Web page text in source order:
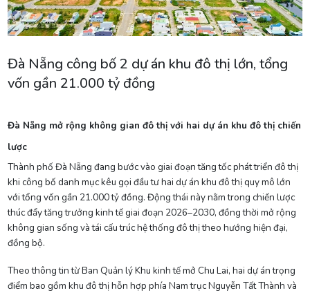
Đà Nẵng công bố 2 dự án khu đô thị lớn, tổng
vốn gần 21.000 tỷ đồng
Đà Nẵng mở rộng không gian đô thị với hai dự án khu đô thị chiến
lược
Thành phố Đà Nẵng đang bước vào giai đoạn tăng tốc phát triển đô thị
khi công bố danh mục kêu gọi đầu tư hai dự án khu đô thị quy mô lớn
với tổng vốn gần 21.000 tỷ đồng. Động thái này nằm trong chiến lược
thúc đẩy tăng trưởng kinh tế giai đoạn 2026–2030, đồng thời mở rộng
không gian sống và tái cấu trúc hệ thống đô thị theo hướng hiện đại,
đồng bộ.
Theo thông tin từ Ban Quản lý Khu kinh tế mở Chu Lai, hai dự án trọng
điểm bao gồm khu đô thị hỗn hợp phía Nam trục Nguyễn Tất Thành và